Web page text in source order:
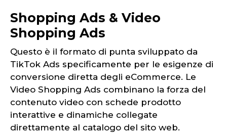
Shopping Ads & Video
Shopping Ads
Questo è il formato di punta sviluppato da
TikTok Ads specificamente per le esigenze di
conversione diretta degli eCommerce. Le
Video Shopping Ads combinano la forza del
contenuto video con schede prodotto
interattive e dinamiche collegate
direttamente al catalogo del sito web.